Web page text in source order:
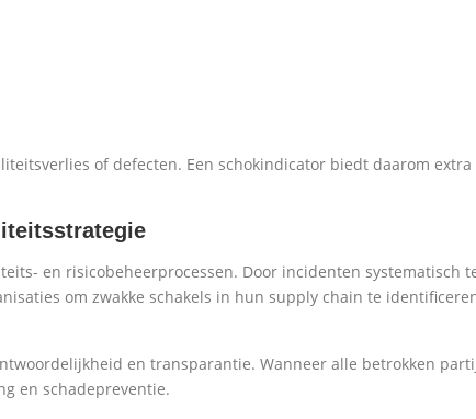
of defecten. Een schokindicator biedt daarom
en risicobeheerprocessen. Door incidenten systematisch
om zwakke schakels in hun supply chain te
en transparantie. Wanneer alle betrokken
en schadepreventie.